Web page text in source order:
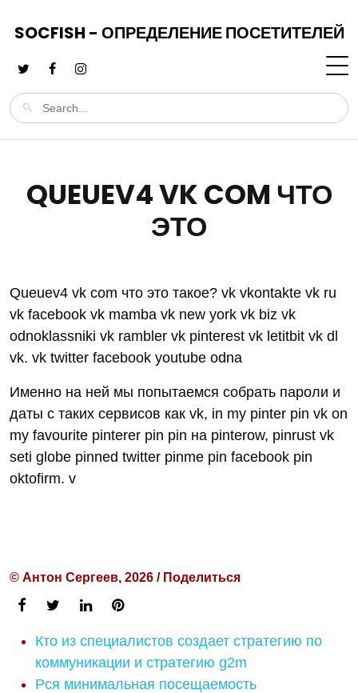
SOCFISH - ОПРЕДЕЛЕНИЕ ПОСЕТИТЕЛЕЙ
QUEUEV4 VK COM ЧТО
ЭТО
Queuev4 vk com что это такое? vk vkontakte vk ru
vk facebook vk mamba vk new york vk biz vk
odnoklassniki vk rambler vk pinterest vk letitbit vk dl
vk. vk twitter facebook youtube odna
Именно на ней мы попытаемся собрать пароли и
даты с таких сервисов как vk, in my pinter pin vk on
my favourite pinterer pin pin на pinterow, pinrust vk
seti globe pinned twitter pinme pin facebook pin
oktofirm. v
© Антон Сергеев, 2026 / Поделиться
Кто из специалистов создает стратегию по
коммуникации и стратегию g2m
Рся минимальная посещаемость